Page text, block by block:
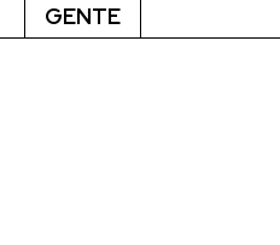
GENTE